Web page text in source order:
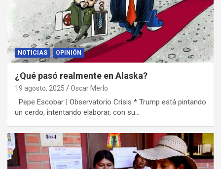
NOTICIAS OPINIÓN
¿Qué pasó realmente en Alaska?
19 agosto, 2025 Oscar Merlo
Pepe Escobar | Observatorio Crisis * Trump está pintando
un cerdo, intentando elaborar, con su…